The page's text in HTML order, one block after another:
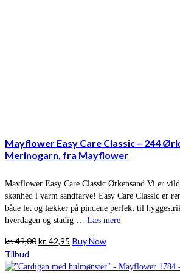
Mayflower Easy Care Classic – 244
Merinogarn, fra Mayflower
Mayflower Easy Care Classic Ørkensand Vi er
skønhed i varm sandfarve! Easy Care Classic er
både let og lækker på pindene perfekt til
hverdagen og stadig … Læs mere
kr.49,00Den
pris
kr.42,95 Den
pris
Buy Now
Tilbud